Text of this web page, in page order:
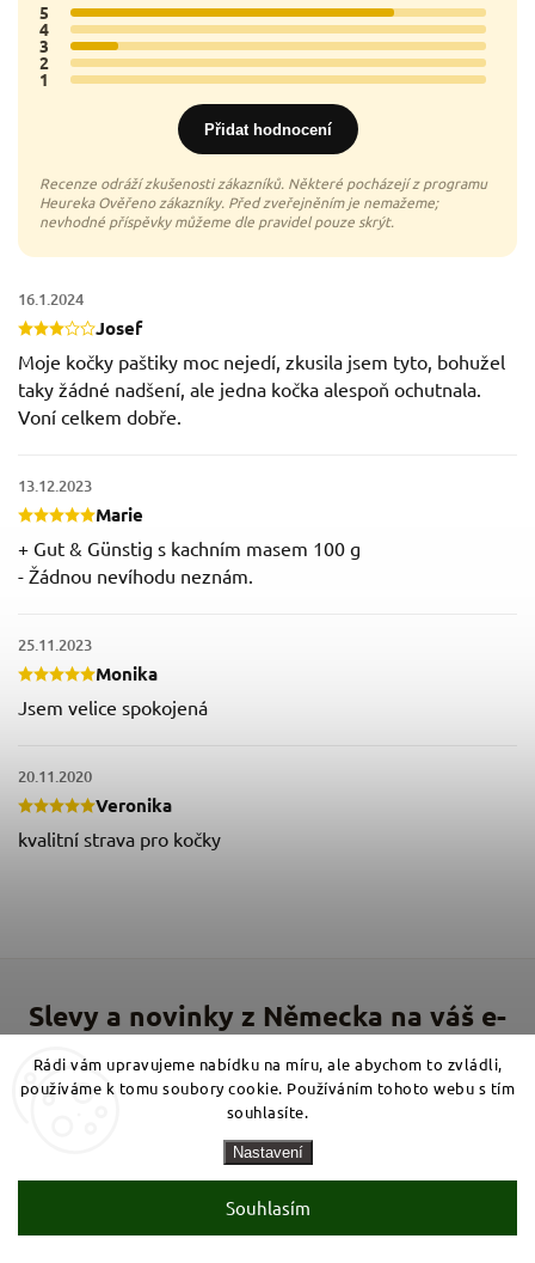
Rádi vám upravujeme nabídku na míru, ale abychom to zvládli,
používáme k tomu soubory cookie. Používáním tohoto webu s tím
souhlasíte.
Nastavení
Souhlasím
5 7x
4 0x
3 1x
2 0x
1 0x
Přidat hodnocení
Josef
16.1.2024
Moje kočky paštiky moc nejedí, zkusila jsem tyto, bohužel
taky žádné nadšení, ale jedna kočka alespoň ochutnala.
Voní celkem dobře.
Marie
13.12.2023
+ Gut & Günstig s kachním masem 100 g
- Žádnou nevíhodu neznám.
Monika
25.11.2023
Jsem velice spokojená
Veronika
20.11.2020
kvalitní strava pro kočky
Vložte svůj e-mail a my vám budeme zasílat informace o
nových produktech na našem e-shopu.
E-mail
Přihlásit se